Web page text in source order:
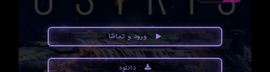
ورود و تماشا
دانلود